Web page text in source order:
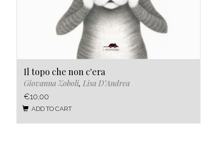
Il topo che non c'era
Giovanna Zoboli, Lisa D’Andrea
€10,00
ADD TO CART